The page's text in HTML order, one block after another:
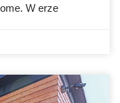
W erze